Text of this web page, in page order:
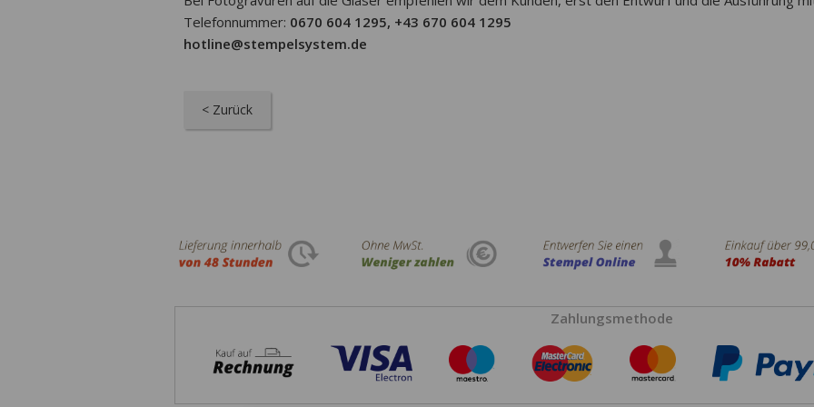
Telefonnummer: 0670 604 1295, +43 670 604 1295
hotline@stempelsystem.de
< Zurück
Zahlungsmethode